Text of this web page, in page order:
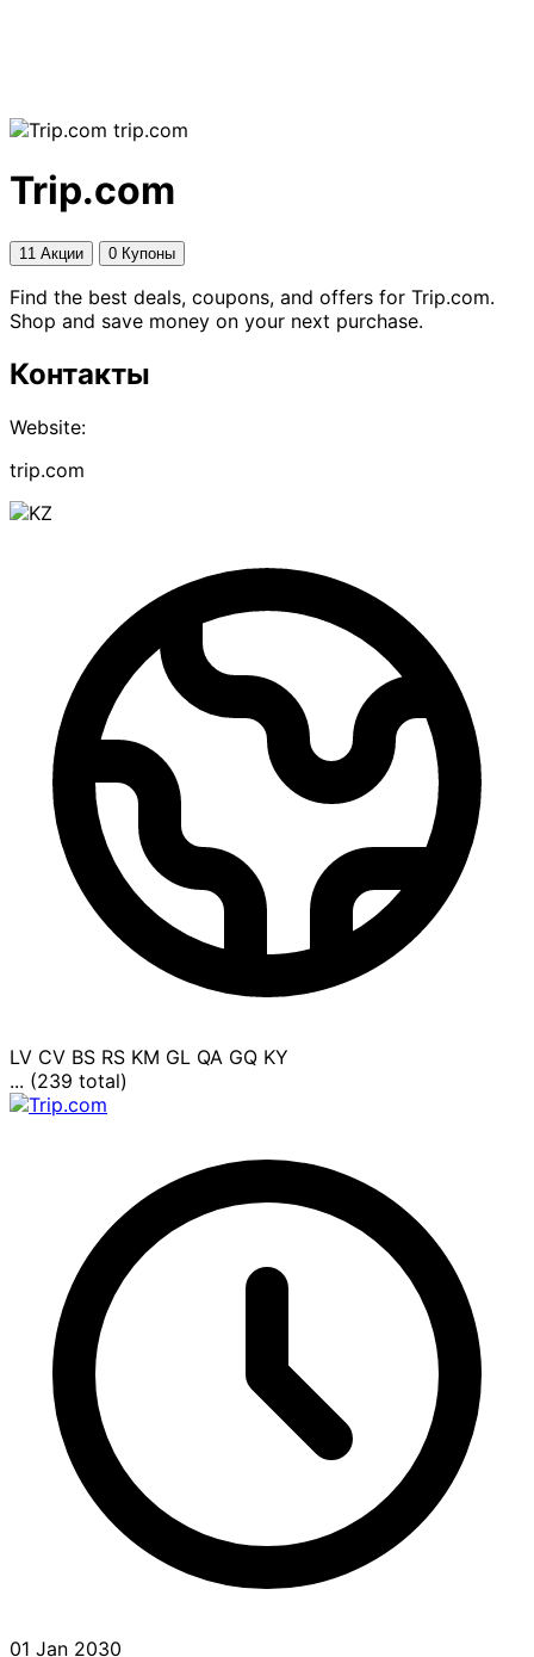
trip.com
Trip.com
11 Акции 0 Купоны
Find the best deals, coupons, and offers for Trip.com.
Shop and save money on your next purchase.
Контакты
Website:
trip.com
LV CV BS RS KM GL QA GQ KY
... (239 total)
01 Jan 2030